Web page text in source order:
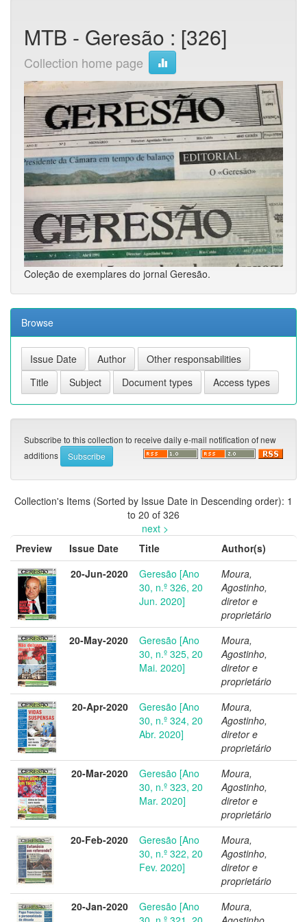
MTB - Geresão : [326]
Collection home page
Coleção de exemplares do jornal Geresão.
Browse
Subscribe to this collection to receive daily e-mail notification of new
additions
Collection's Items (Sorted by Issue Date in Descending order): 1
to 20 of 326
next >
Preview
Issue Date Title
Author(s)
20-Jun-2020
Geresão [Ano
30, n.º 326, 20
Jun. 2020]
Moura,
Agostinho,
diretor e
proprietário
20-May-2020
Geresão [Ano
30, n.º 325, 20
Mai. 2020]
Moura,
Agostinho,
diretor e
proprietário
20-Apr-2020
Geresão [Ano
30, n.º 324, 20
Abr. 2020]
Moura,
Agostinho,
diretor e
proprietário
20-Mar-2020
Geresão [Ano
30, n.º 323, 20
Mar. 2020]
Moura,
Agostinho,
diretor e
proprietário
20-Feb-2020
Geresão [Ano
30, n.º 322, 20
Fev. 2020]
Moura,
Agostinho,
diretor e
proprietário
20-Jan-2020
Geresão [Ano
Moura,